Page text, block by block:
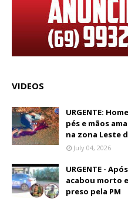
VIDEOS
URGENTE:
pés e mãos
na zona Leste
July 04, 2026
URGENTE -
acabou morto
preso pela PM